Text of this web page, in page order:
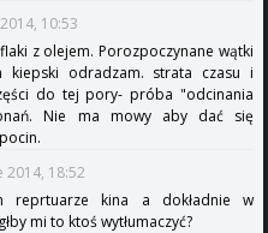
10:53
z olejem. Porozpoczynane wątki
kiepski odradzam. strata czasu i
do tej pory- próba "odcinania
Nie ma mowy aby dać się
2014, 18:52
reprtuarze kina a dokładnie w
mi to ktoś wytłumaczyć?